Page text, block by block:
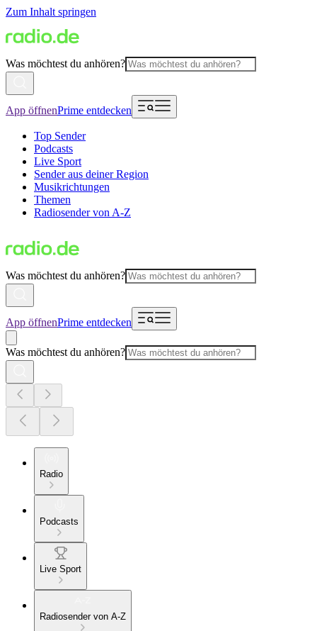
Zum Inhalt springen
Was möchtest du anhören?
App öffnenPrime entdecken
Top Sender
Podcasts
Live Sport
Sender aus deiner Region
Musikrichtungen
Themen
Radiosender von A-Z
Was möchtest du anhören?
App öffnenPrime entdecken
Was möchtest du anhören?
Radio
Podcasts
Live Sport
Radiosender von A-Z